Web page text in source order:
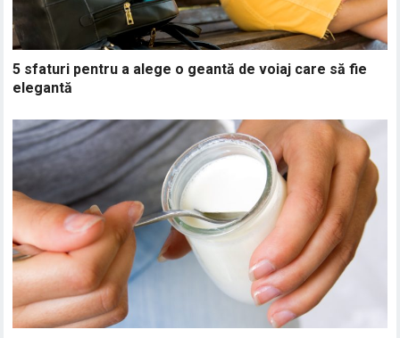
5 sfaturi pentru a alege o geantă de voiaj care să fie
elegantă